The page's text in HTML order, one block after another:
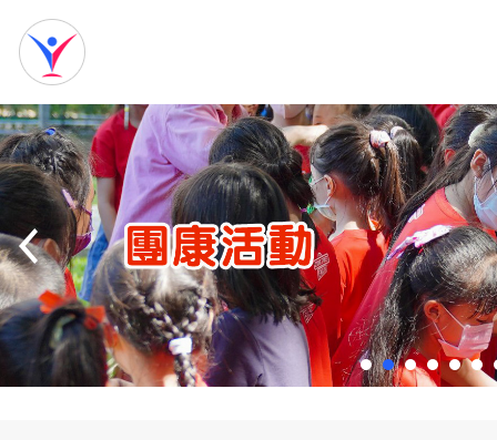
網
站
首